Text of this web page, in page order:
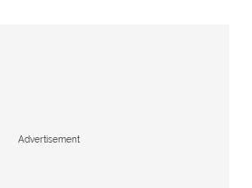
Advertisement